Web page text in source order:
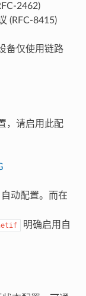
2462)
(RFC-8415)
备仅使用链路
，请启用此配
动配置。而在
明确启用自